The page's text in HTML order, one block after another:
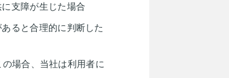
支障が生じた場合
ると合理的に判断した
場合、当社は利用者に